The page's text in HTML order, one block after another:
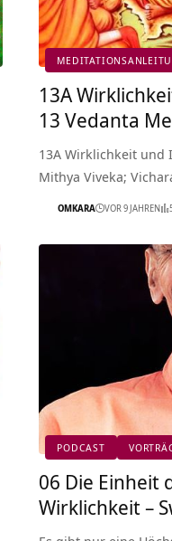
13A
13 Vedanta
13A Wirklichkeit und
Mithya Viveka;
OMKARA VOR 9 JAHREN
PODCAST
06 Die Einheit
Wirklichkeit –